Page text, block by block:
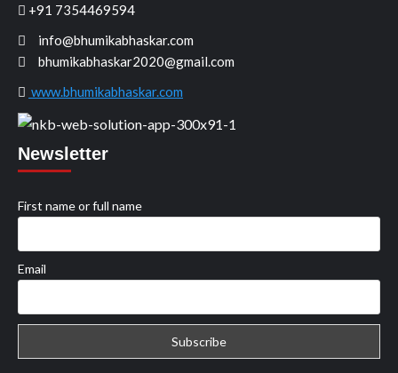
+91 7354469594
info@bhumikabhaskar.com
bhumikabhaskar2020@gmail.com
www.bhumikabhaskar.com
Newsletter
First name or full name
Email